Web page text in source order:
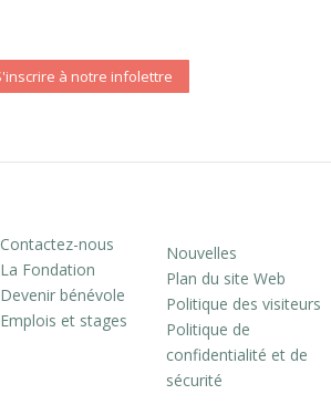
à notre infolettre
Contactez-nous
La Fondation
Devenir bénévole
Emplois et stages
Nouvelles
Plan du site Web
Politique des visiteurs
Politique de
confidentialité et de
sécurité